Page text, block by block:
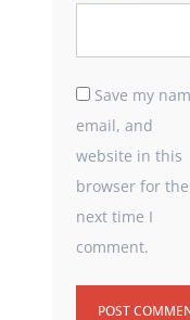
Save my
email, and
website in this
browser for the
next time I
comment.